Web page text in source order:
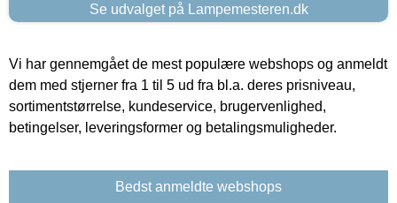
Se udvalget på Lampemesteren.dk
Vi har gennemgået de mest populære webshops og anmeldt
dem med stjerner fra 1 til 5 ud fra bl.a. deres prisniveau,
sortimentstørrelse, kundeservice, brugervenlighed,
betingelser, leveringsformer og betalingsmuligheder.
Bedst anmeldte webshops